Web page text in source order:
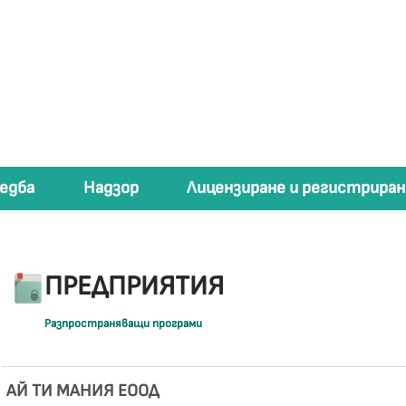
Надзор Лицензиране и
ПРЕДПРИЯТИЯ
Разпространяващи програми
АЙ ТИ МАНИЯ ЕООД